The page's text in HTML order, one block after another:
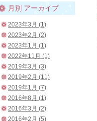
月別 アーカイブ
2023年3月 (1)
2023年2月 (2)
2023年1月 (1)
2022年11月 (1)
2019年3月 (3)
2019年2月 (11)
2019年1月 (7)
2016年8月 (1)
2016年3月 (2)
2016年2月 (5)